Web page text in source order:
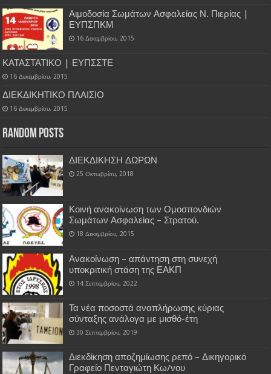
Αιμοδοσία Σωμάτων Ασφαλείας Ν. Πιερίας |
ΕΥΠΣΠΚΜ
16 Δεκεμβρίου, 2015
ΚΑΤΑΣΤΑΤΙΚΟ | ΕΥΠΣΣΤΕ
16 Δεκεμβρίου, 2015
ΔΙΕΚΔΙΚΗΤΙΚΟ ΠΛΑΙΣΙΟ
16 Δεκεμβρίου, 2015
Random Posts
ΔΙΕΚΔΙΚΗΣΗ ΔΩΡΩΝ
25 Οκτωβρίου, 2018
Κοινή ανακοίνωση των Ομοσπονδιών
Σωμάτων Ασφαλείας – Στρατού.
18 Δεκεμβρίου, 2015
Ανακοίνωση – απάντηση στη συνεχή
υποκριτική στάση της ΕΑΚΠ
14 Σεπτεμβρίου, 2022
Τα νέα ποσοστά αναπλήρωσης κύριας
σύνταξης ανάλογα με μισθό-έτη
30 Σεπτεμβρίου, 2019
Διεκδίκηση αποζημίωσης ρεπό – Δικηγορικό
Γραφείο Πενταγιώτη Κω/νου